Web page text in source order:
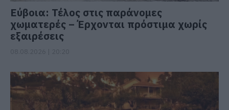
Εύβοια: Τέλος στις παράνομες
χωματερές – Έρχονται πρόστιμα χωρίς
εξαιρέσεις